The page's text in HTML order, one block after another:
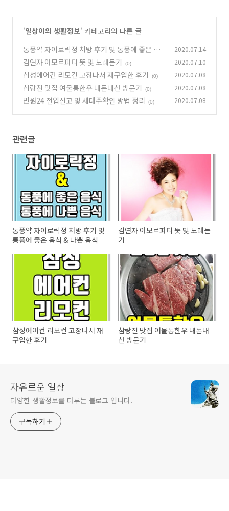
'일상이의 생활정보' 카테고리의 다른 글
통풍약 자이로릭정 처방 후기 및 통풍에 좋은 음
식 & 나쁜 음식
(0)
2020.07.14
김연자 아모르파티 뜻 및 노래듣기 (0) 2020.07.10
삼성에어컨 리모컨 고장나서 재구입한 후기 (0) 2020.07.08
삼랑진 맛집 여물통한우 내돈내산 방문기 (0) 2020.07.08
민원24 전입신고 및 세대주확인 방법 정리 (0) 2020.07.08
관련글
통풍약 자이로릭정 처방 후기 및
통풍에 좋은 음식 & 나쁜 음식
김연자 아모르파티 뜻 및 노래듣
기
삼성에어컨 리모컨 고장나서 재
구입한 후기
삼랑진 맛집 여물통한우 내돈내
산 방문기
자유로운 일상
다양한 생활정보를 다루는 블로그 입니다.
구독하기